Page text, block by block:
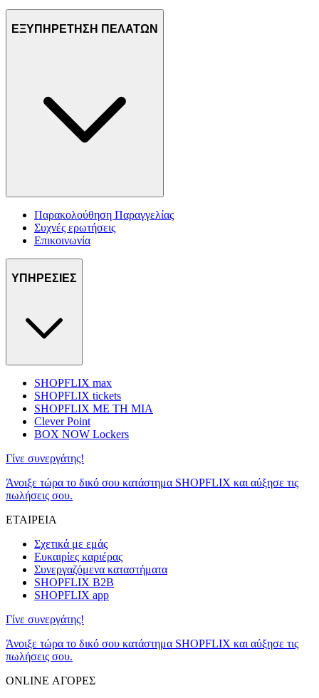
ΕΞΥΠΗΡΕΤΗΣΗ ΠΕΛΑΤΩΝ
Παρακολούθηση Παραγγελίας
Συχνές ερωτήσεις
Επικοινωνία
ΥΠΗΡΕΣΙΕΣ
SHOPFLIX max
SHOPFLIX tickets
SHOPFLIX ΜΕ ΤΗ ΜΙΑ
Clever Point
BOX NOW Lockers
Γίνε συνεργάτης!
Άνοιξε τώρα το δικό σου κατάστημα SHOPFLIX και αύξησε τις
πωλήσεις σου.
ΕΤΑΙΡΕΙΑ
Σχετικά με εμάς
Ευκαιρίες καριέρας
Συνεργαζόμενα καταστήματα
SHOPFLIX B2B
SHOPFLIX app
Γίνε συνεργάτης!
Άνοιξε τώρα το δικό σου κατάστημα SHOPFLIX και αύξησε τις
πωλήσεις σου.
ONLINE ΑΓΟΡΕΣ